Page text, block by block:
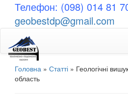
Телефон: (098) 014 81
geobestdp@gmail.com
Головна » Статті » Геологічні
область